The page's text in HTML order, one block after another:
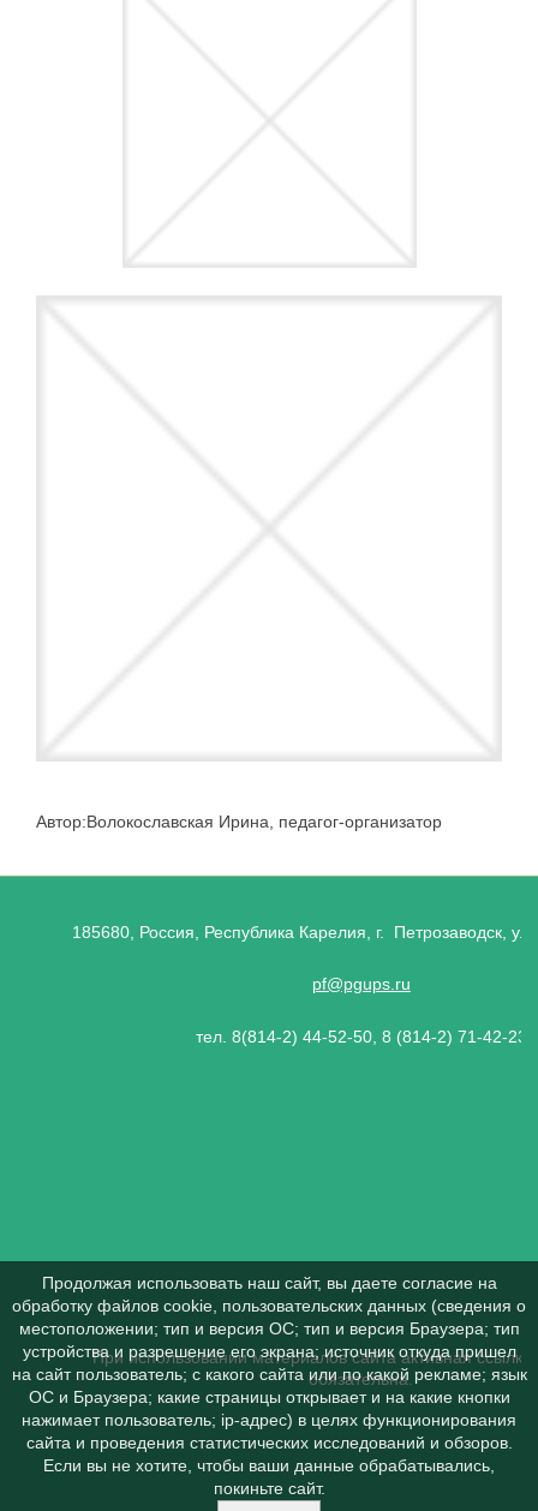
Автор:Волокославская Ирина, педагог-организатор
185680, Россия, Республика Карелия, г. Петрозаводск,
pf@pgups.ru
тел. 8(814-2) 44-52-50, 8 (814-2) 71-42-23
При использовании материалов сайта активная ссылка
обязательна.
Продолжая использовать наш сайт, вы даете согласие на
обработку файлов cookie, пользовательских данных (сведения о
местоположении; тип и версия ОС; тип и версия Браузера; тип
устройства и разрешение его экрана; источник откуда пришел
на сайт пользователь; с какого сайта или по какой рекламе; язык
ОС и Браузера; какие страницы открывает и на какие кнопки
нажимает пользователь; ip-адрес) в целях функционирования
сайта и проведения статистических исследований и обзоров.
Если вы не хотите, чтобы ваши данные обрабатывались,
покиньте сайт.